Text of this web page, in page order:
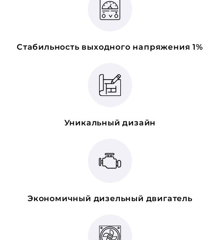
Стабильность выходного напряжения 1%
Уникальный дизайн
Экономичный дизельный двигатель